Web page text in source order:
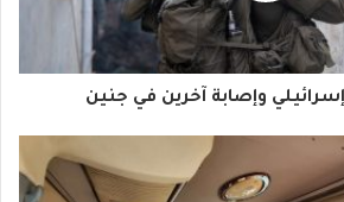
وإصابة آخرين في جنين